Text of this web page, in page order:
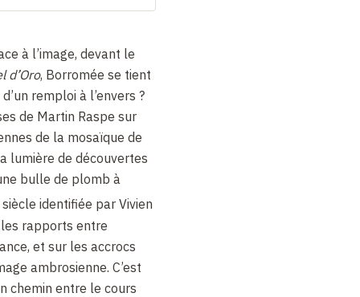
à l’image, devant le
d’Oro, Borromée se tient
remploi à l’envers ?
de Martin Raspe sur
de la mosaïque de
lumière de découvertes
bulle de plomb à
siècle identifiée par Vivien
les rapports entre
et sur les accrocs
ambrosienne. C’est
chemin entre le cours